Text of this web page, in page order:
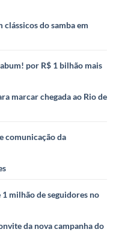
do samba em
por R$ 1 bilhão mais
marcar chegada ao Rio de
comunicação da
milhão de seguidores no
da nova campanha do